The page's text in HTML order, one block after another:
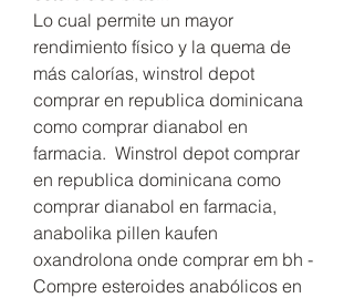
Lo cual permite un mayor
rendimiento físico y la quema de
más calorías, winstrol depot
comprar en republica dominicana
como comprar dianabol en
farmacia.  Winstrol depot comprar
en republica dominicana como
comprar dianabol en farmacia,
anabolika pillen kaufen
oxandrolona onde comprar em bh -
Compre esteroides anabólicos en